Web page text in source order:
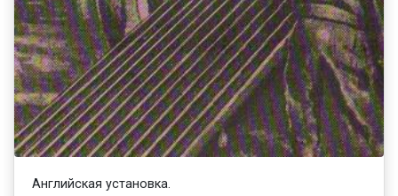
Английская установка.